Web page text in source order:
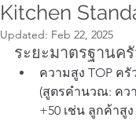
Kitchen
Updated: Feb 22, 2025
ระยะมาตรฐานค
ความสูง TOP ครั
(สูตรคำนวณ: คว
+50 เช่น ลูกค้าสู